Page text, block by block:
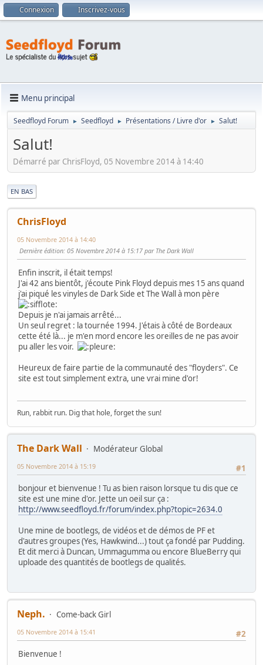
Connexion Inscrivez-vous
Menu principal
Seedfloyd Forum ► Seedfloyd ► Présentations / Livre d'or ► Salut!
Salut!
Démarré par ChrisFloyd, 05 Novembre 2014 à 14:40
EN BAS
ChrisFloyd
05 Novembre 2014 à 14:40
Dernière édition: 05 Novembre 2014 à 15:17 par The Dark Wall
Enfin inscrit, il était temps!
J'ai 42 ans bientôt, j'écoute Pink Floyd depuis mes 15 ans quand
j'ai piqué les vinyles de Dark Side et The Wall à mon père
Depuis je n'ai jamais arrêté...
Un seul regret : la tournée 1994. J'étais à côté de Bordeaux
cette été là... je m'en mord encore les oreilles de ne pas avoir
pu aller les voir.
Heureux de faire partie de la communauté des "floyders". Ce
site est tout simplement extra, une vrai mine d'or!
Run, rabbit run. Dig that hole, forget the sun!
The Dark Wall
Modérateur Global
#1
05 Novembre 2014 à 15:19
bonjour et bienvenue ! Tu as bien raison lorsque tu dis que ce
site est une mine d'or. Jette un oeil sur ça :
http://www.seedfloyd.fr/forum/index.php?topic=2634.0
Une mine de bootlegs, de vidéos et de démos de PF et
d'autres groupes (Yes, Hawkwind...) tout ça fondé par Pudding.
Et dit merci à Duncan, Ummagumma ou encore BlueBerry qui
uploade des quantités de bootlegs de qualités.
Neph.
Come-back Girl
#2
05 Novembre 2014 à 15:41
Bienvenue !